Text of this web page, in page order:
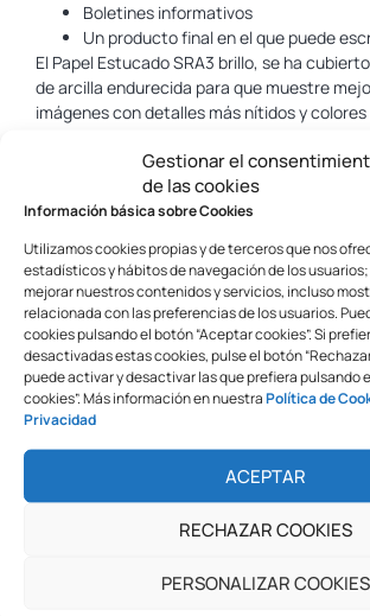
Gestionar el
de las cookies
Información básica sobre Cookies
Utilizamos cookies propias y de terceros que nos
estadísticos y hábitos de navegación de los
mejorar nuestros contenidos y servicios, incluso
relacionada con las preferencias de los usuarios.
cookies pulsando el botón “Aceptar cookies”. Si
desactivadas estas cookies, pulse el botón
puede activar y desactivar las que prefiera pulsando
cookies”. Más información en nuestraPolítica de
Privacidad
ACEPTAR
RECHAZAR COOKIES
PERSONALIZAR COOKIES
Boletines informativos
Un producto final en el que puede
El Papel Estucado SRA3 brillo, se ha
de arcilla endurecida para que muestre
imágenes con detalles más nítidos y colores
recubierto (un acabado de alto brillo y
desde el rango no brillante al súper brillante.
estar recubierto en uno o ambos lados.
El papel estucado SRA3 brillo en un lado a
para tarjetas postales de bajo coste. El
más difícil de escribir, especialmente con
bolígrafos.
El papel estucado es ideal para:
Folletos
Catálogos
Tarjetas postales
Las dos familias principales de
fortalezas y debilidades. Pero la clave
precio. Los revestimientos como